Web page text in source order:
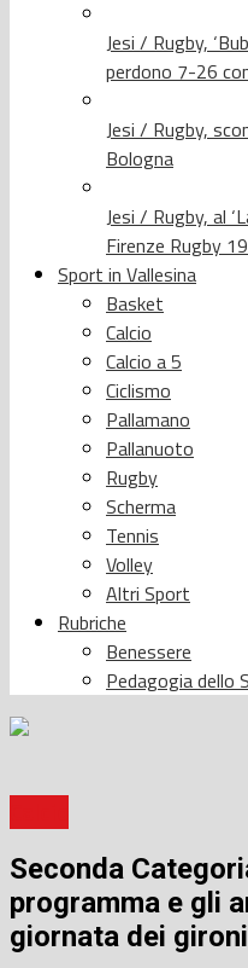
Jesi / Rugby,
perdono 7-26
Jesi / Rugby,
Bologna
Jesi / Rugby, al
Firenze Rugby
Sport in Vallesina
Basket
Calcio
Calcio a 5
Ciclismo
Pallamano
Pallanuoto
Rugby
Scherma
Tennis
Volley
Altri Sport
Rubriche
Benessere
Pedagogia dello
Seconda
programma e gli
giornata dei